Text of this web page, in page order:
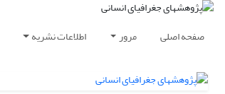
صفحه اصلی مرور اطلاعات نشریه